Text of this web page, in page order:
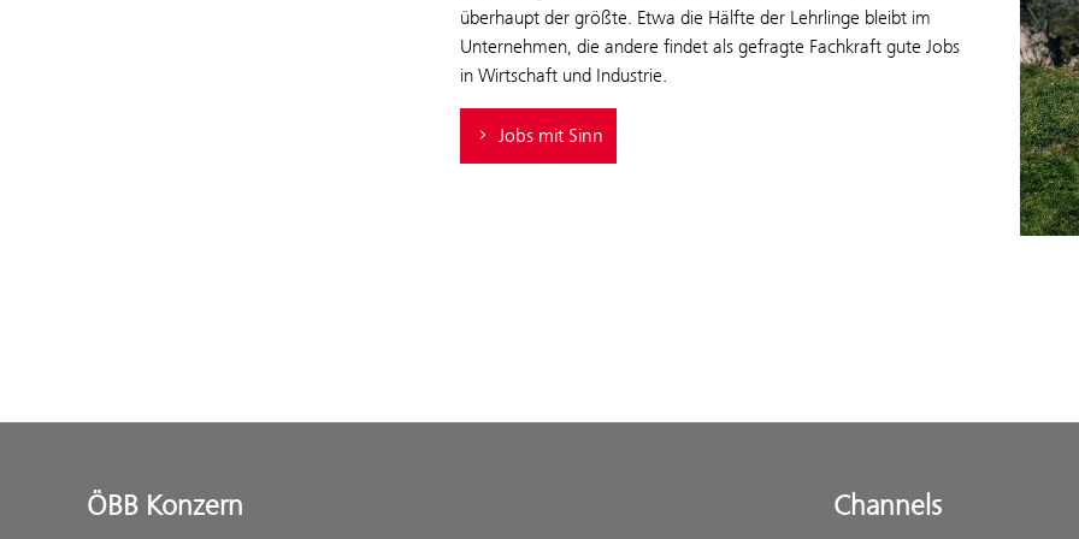
überhaupt der größte. Etwa die Hälfte der Lehrlinge bleibt im
Unternehmen, die andere findet als gefragte Fachkraft gute Jobs
in Wirtschaft und Industrie.
Jobs mit Sinn
ÖBB Konzern Channels